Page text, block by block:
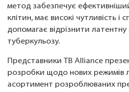
метод забезпечує ефективніший
клітин, має високі чутливість і
допомагає відрізнити
туберкульозу.
Представники TB Alliance
розробки щодо нових режимів
асортимент розроблюваних